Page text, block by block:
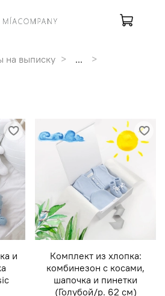
на выписку
...
и
Комплект из хлопка:
комбинезон с косами,
шапочка и пинетки
(Голубой/р. 62 см)